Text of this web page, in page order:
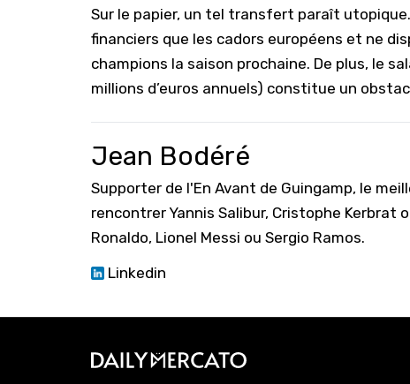
Sur le papier, un tel transfert paraît utopique.
financiers que les cadors européens et ne
champions la saison prochaine. De plus, le
millions d’euros annuels) constitue un
Jean Bodéré
Supporter de l'En Avant de Guingamp, le
rencontrer Yannis Salibur, Cristophe Kerbrat
Ronaldo, Lionel Messi ou Sergio Ramos.
Linkedin